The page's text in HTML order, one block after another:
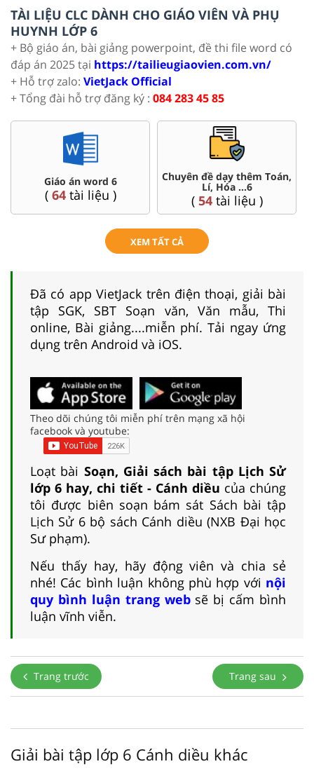
TÀI LIỆU CLC DÀNH CHO GIÁO VIÊN VÀ PHỤ
HUYNH LỚP 6
+ Bộ giáo án, bài giảng powerpoint, đề thi file word có
đáp án 2025 tại https://tailieugiaovien.com.vn/
+ Hỗ trợ zalo: VietJack Official
+ Tổng đài hỗ trợ đăng ký : 084 283 45 85
Giáo án word 6
( 64tài liệu )
Chuyên đề dạy thêm Toán,
Lí, Hóa ...6
( 54tài liệu )
XEM TẤT CẢ
Đã có app VietJack trên điện thoại, giải bài
tập SGK, SBT Soạn văn, Văn mẫu, Thi
online, Bài giảng....miễn phí. Tải ngay ứng
dụng trên Android và iOS.
Theo dõi chúng tôi miễn phí trên mạng xã hội
facebook và youtube:
Loạt bài Soạn, Giải sách bài tập Lịch Sử
lớp 6 hay, chi tiết - Cánh diều của chúng
tôi được biên soạn bám sát Sách bài tập
Lịch Sử 6 bộ sách Cánh diều (NXB Đại học
Sư phạm).
Nếu thấy hay, hãy động viên và chia sẻ
nhé! Các bình luận không phù hợp với nội
quy bình luận trang websẽ bị cấm bình
luận vĩnh viễn.
Trang trước Trang sau
Giải bài tập lớp 6 Cánh diều khác